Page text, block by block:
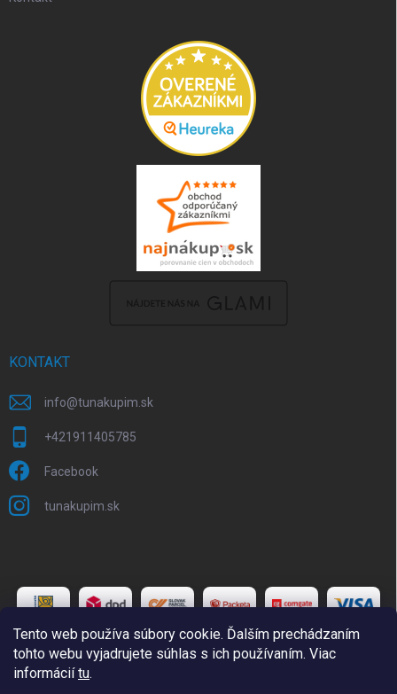
Tento web používa súbory cookie. Ďalším prechádzaním
tohto webu vyjadrujete súhlas s ich používaním. Viac
informáciítu.
KONTAKT
info@tunakupim.sk
+421911405785
Facebook
tunakupim.sk